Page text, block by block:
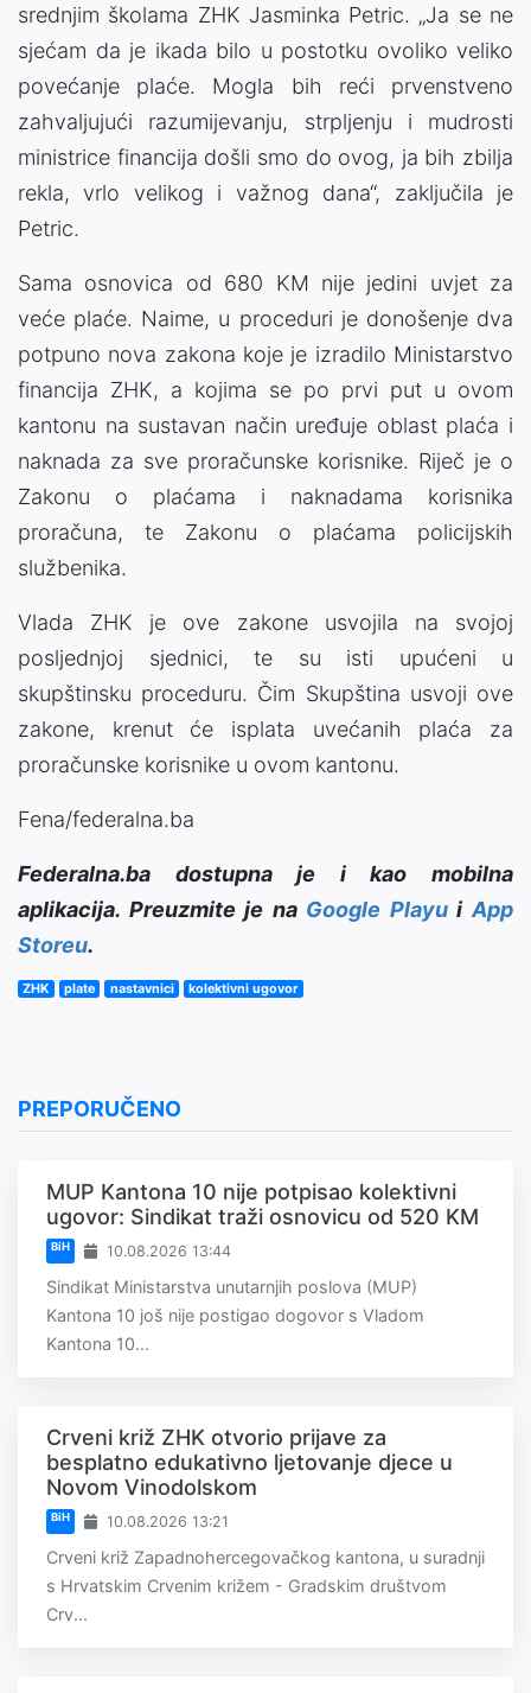
srednjim školama ZHK Jasminka Petric. „Ja se ne
sjećam da je ikada bilo u postotku ovoliko veliko
povećanje plaće. Mogla bih reći prvenstveno
zahvaljujući razumijevanju, strpljenju i mudrosti
ministrice financija došli smo do ovog, ja bih zbilja
rekla, vrlo velikog i važnog dana“, zaključila je
Petric.
Sama osnovica od 680 KM nije jedini uvjet za
veće plaće. Naime, u proceduri je donošenje dva
potpuno nova zakona koje je izradilo Ministarstvo
financija ZHK, a kojima se po prvi put u ovom
kantonu na sustavan način uređuje oblast plaća i
naknada za sve proračunske korisnike. Riječ je o
Zakonu o plaćama i naknadama korisnika
proračuna, te Zakonu o plaćama policijskih
službenika.
Vlada ZHK je ove zakone usvojila na svojoj
posljednjoj sjednici, te su isti upućeni u
skupštinsku proceduru. Čim Skupština usvoji ove
zakone, krenut će isplata uvećanih plaća za
proračunske korisnike u ovom kantonu.
Fena/federalna.ba
Federalna.ba dostupna je i kao mobilna
aplikacija. Preuzmite je na Google PlayuiApp
Storeu.
ZHK plate nastavnici kolektivni ugovor
PREPORUČENO
MUP Kantona 10 nije potpisao kolektivni
ugovor: Sindikat traži osnovicu od 520 KM
BiH 10.08.2026 13:44
Sindikat Ministarstva unutarnjih poslova (MUP)
Kantona 10 još nije postigao dogovor s Vladom
Kantona 10...
Crveni križ ZHK otvorio prijave za
besplatno edukativno ljetovanje djece u
Novom Vinodolskom
BiH 10.08.2026 13:21
Crveni križ Zapadnohercegovačkog kantona, u suradnji
s Hrvatskim Crvenim križem - Gradskim društvom
Crv...